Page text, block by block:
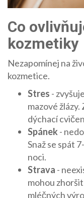
Co
kozmetiky
Nezapomínej na
kozmetice.
Stres -
mazové
dýchací
Spánek -
Snaž se spát
noci.
Strava -
mohou
mléčných